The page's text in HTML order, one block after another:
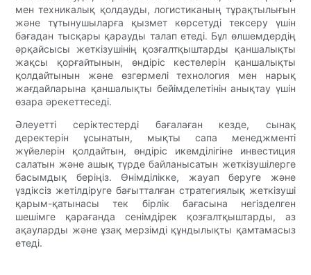
мен техникалық қолдауды, логистиканың тұрақтылығын
және тұтынушыларға қызмет көрсетуді тексеру үшін
бағадан тысқары қарауды талап етеді. Бұл өлшемдердің
әрқайсысы жеткізушінің қозғалтқыштарды қаншалықты
жақсы қорғайтынын, өндіріс кестелерін қаншалықты
қолдайтынын және өзгермелі технология мен нарық
жағдайларына қаншалықты бейімделетінін анықтау үшін
өзара әрекеттеседі.
Әлеуетті серіктестерді бағалаған кезде, сынақ
деректерін ұсынатын, мықты сапа менеджменті
жүйелерін қолдайтын, өндіріс икемділігіне инвестиция
салатын және ашық түрде байланысатын жеткізушілерге
басымдық беріңіз. Өнімділікке, жауап беруге және
үздіксіз жетілдіруге бағытталған стратегиялық жеткізуші
қарым-қатынасы тек бірлік бағасына негізделген
шешімге қарағанда сенімдірек қозғалтқыштарды, аз
ақауларды және ұзақ мерзімді құндылықты қамтамасыз
етеді.